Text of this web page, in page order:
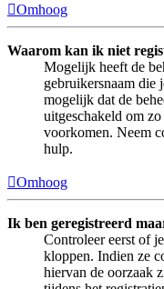
Omhoog
Waarom kan ik niet
Mogelijk heeft de
gebruikersnaam die
mogelijk dat de
uitgeschakeld om
voorkomen. Neem
hulp.
Omhoog
Ik ben geregistreerd
Controleer eerst of
kloppen. Indien ze
hiervan de oorzaak